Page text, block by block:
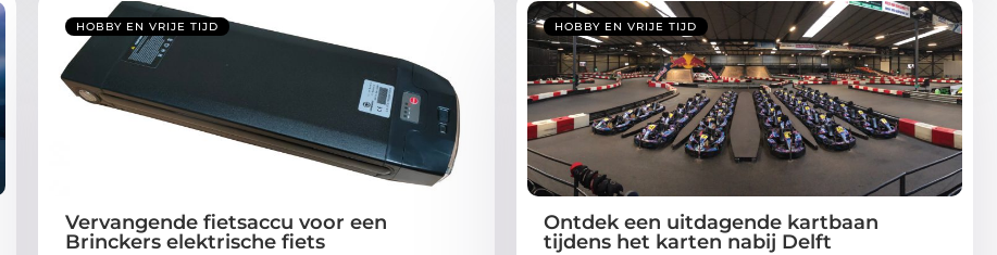
HOBBY EN VRIJE TIJD
Vervangende fietsaccu voor een
Brinckers elektrische fiets
HOBBY EN VRIJE TIJD
Ontdek een uitdagende kartbaan
tijdens het karten nabij Delft